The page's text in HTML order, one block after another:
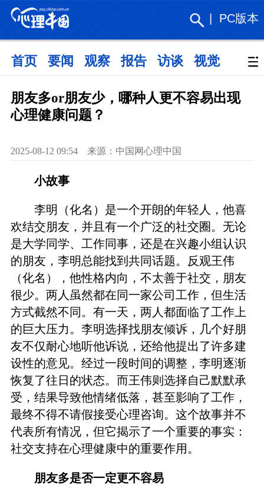
PC版本
首页 要闻 观察 报告 访谈 视觉 政策
朋友多or朋友少，哪种人更不容易出现
心理健康问题？
2025-08-12 09:54 来源：中国网心理中国
小故事
李明（化名）是一个开朗的年轻人，他喜
欢结交朋友，并且有一个广泛的社交圈。无论
是大学同学、工作同事，还是在兴趣小组认识
的朋友，李明总能找到共同话题。反观王伟
（化名），他性格内向，不太善于社交，朋友
很少。两人虽然都在同一家公司工作，但生活
方式截然不同。有一天，两人都面临了工作上
的巨大压力。李明选择找朋友倾诉，几个好朋
友不仅耐心地听他诉说，还给他提出了许多建
设性的意见。经过一段时间的调整，李明逐渐
恢复了往日的状态。而王伟则选择自己默默承
受，结果导致他情绪低落，甚至影响了工作，
最终不得不请假接受心理咨询。这个故事并不
代表所有情况，但它揭示了一个重要的事实：
社交支持在心理健康中的重要作用。
朋友多是否一定更不容易